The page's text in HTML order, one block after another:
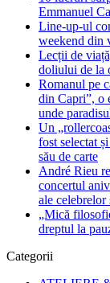
Emmanuel
Line-up-ul
weekend din
Lecții de
doliului de la
Romanul pe
din Capri”, o
unde
Un
fost selectat
său de carte
André Rieu
concertul
ale celebrelor
„Mică
dreptul la
Categorii